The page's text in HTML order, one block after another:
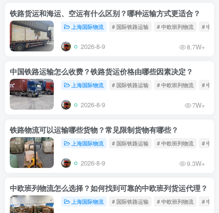
铁路货运和海运、空运有什么区别？哪种运输方式更适合？
上海国际物流 # 国际铁路运输 # 中欧班列物流 # 中欧
2026-8-9 8.7W+
中国铁路运输怎么收费？铁路货运价格由哪些因素决定？
上海国际物流 # 国际铁路运输 # 中欧班列物流 # 中欧
2026-8-9 7W+
铁路物流可以运输哪些货物？常见限制货物有哪些？
上海国际物流 # 国际铁路运输 # 中欧班列物流 # 中欧
2026-8-9 9.3W+
中欧班列物流怎么选择？如何找到可靠的中欧班列货运代理？
上海国际物流 # 国际铁路运输 # 中欧班列物流 # 中欧